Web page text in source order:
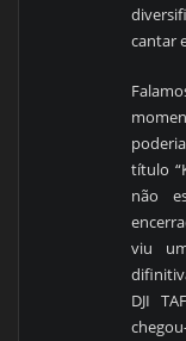
cantar
título
não
viu
DJI